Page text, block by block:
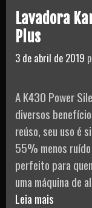
215i
Lavadora
Plus
3 de abril de 2019
A K430 Power
diversos
reúso, seu uso é
55% menos ruído
perfeito para
uma máquina de
Leia mais